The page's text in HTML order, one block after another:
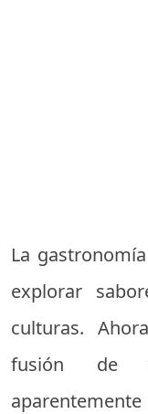
La
explorar
culturas.
fusión de